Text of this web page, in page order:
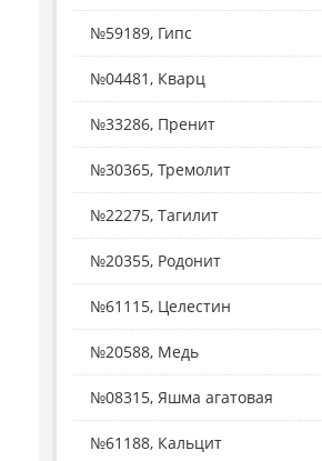
№59189, Гипс
№04481, Кварц
№33286, Пренит
№30365, Тремолит
№22275, Тагилит
№20355, Родонит
№61115, Целестин
№20588, Медь
№08315, Яшма агатовая
№61188, Кальцит